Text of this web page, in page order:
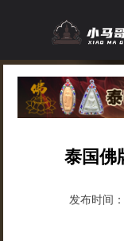
泰国佛
发布时间